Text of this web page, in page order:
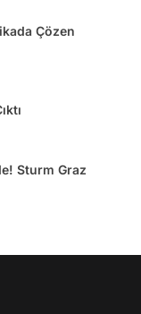
Çözen
Sturm Graz